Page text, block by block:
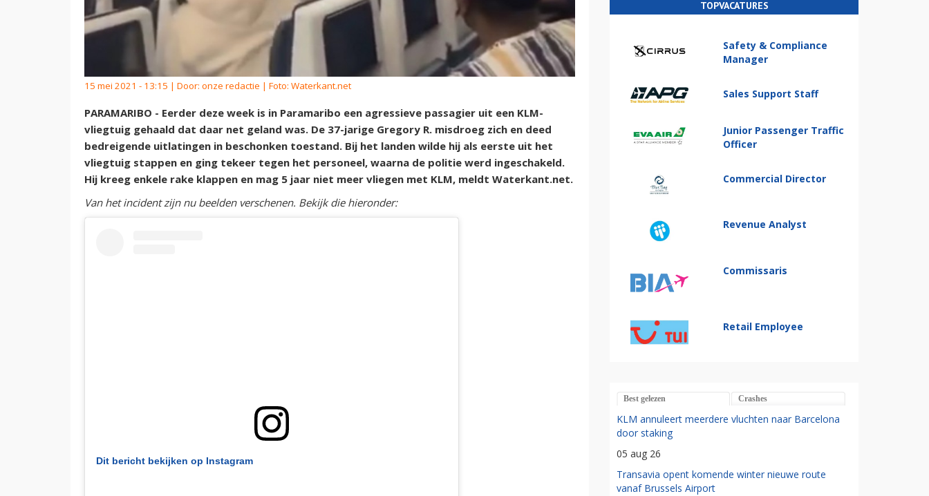
15 mei 2021 - 13:15 | Door: onze redactie | Foto: Waterkant.net
PARAMARIBO - Eerder deze week is in Paramaribo een agressieve passagier uit een KLM-
vliegtuig gehaald dat daar net geland was. De 37-jarige Gregory R. misdroeg zich en deed
bedreigende uitlatingen in beschonken toestand. Bij het landen wilde hij als eerste uit het
vliegtuig stappen en ging tekeer tegen het personeel, waarna de politie werd ingeschakeld.
Hij kreeg enkele rake klappen en mag 5 jaar niet meer vliegen met KLM, meldt Waterkant.net.
Van het incident zijn nu beelden verschenen. Bekijk die hieronder:
Dit bericht bekijken op Instagram
TOPVACATURES
Safety & Compliance
Manager
Sales Support Staff
Junior Passenger Traffic
Officer
Commercial Director
Revenue Analyst
Commissaris
Retail Employee
Best gelezen Crashes
KLM annuleert meerdere vluchten naar Barcelona
door staking
05 aug 26
Transavia opent komende winter nieuwe route
vanaf Brussels Airport